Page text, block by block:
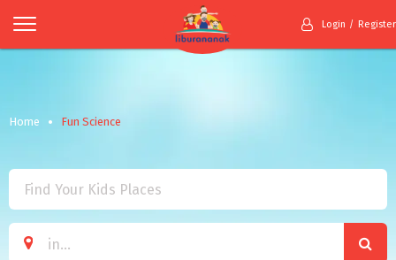
Login Register
Home Fun Science